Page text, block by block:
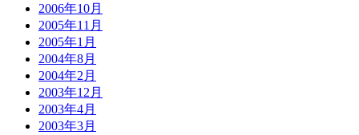
2006年10月
2005年11月
2005年1月
2004年8月
2004年2月
2003年12月
2003年4月
2003年3月